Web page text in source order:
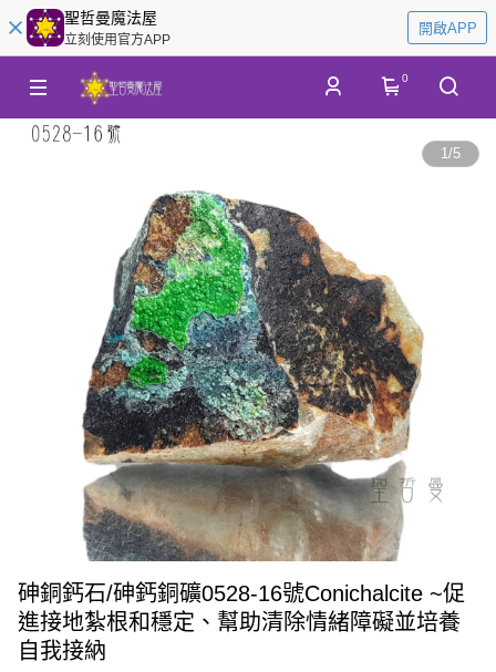
聖哲曼魔法屋
立刻使用官方APP
開啟APP
0
1/5
砷銅鈣石/砷鈣銅礦0528-16號Conichalcite ~促
進接地紮根和穩定、幫助清除情緒障礙並培養
自我接納